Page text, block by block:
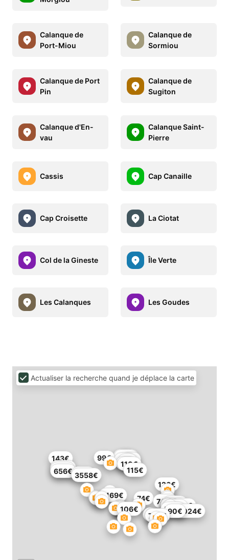
Calanque de
Port-Miou
Calanque de
Sormiou
Calanque de Port
Pin
Calanque de
Sugiton
Calanque d'En-
vau
Calanque Saint-
Pierre
Cassis Cap Canaille
Cap Croisette La Ciotat
Col de la Gineste Île Verte
Les Calanques Les Goudes
60€
110€
71€
75€
110€
92€
90€
99€
60€
106€
656€
1169€
735€
143€
2024€
364€
296€
90€
377€
138€ 115€
744€
494€
136€
126€
578€
74€
127€
665€
3558€
Actualiser la recherche quand je déplace la carte